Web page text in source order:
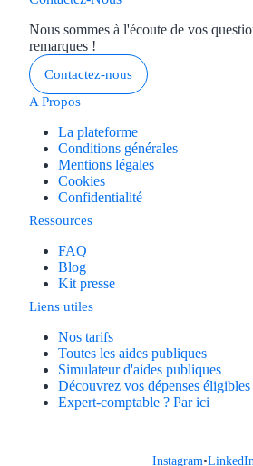
Nous sommes à l'écoute de vos
remarques !
Contactez-nous
A Propos
La plateforme
Conditions générales
Mentions légales
Cookies
Confidentialité
Ressources
FAQ
Blog
Kit presse
Liens utiles
Nos tarifs
Toutes les aides publiques
Simulateur d'aides publiques
Découvrez vos dépenses éligibles
Expert-comptable ? Par ici
Instagram•LinkedIn